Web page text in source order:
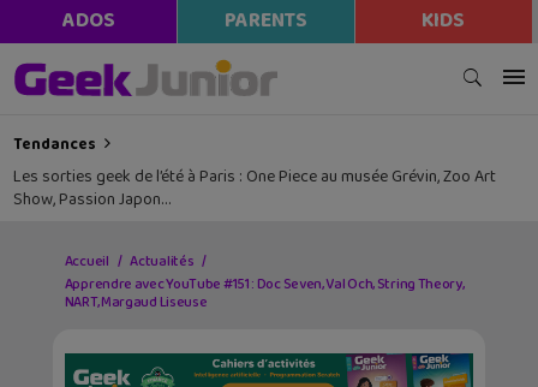
ADOS PARENTS KIDS
Tendances
Les sorties geek de l’été à Paris : One Piece au musée Grévin, Zoo Art
Show, Passion Japon…
Accueil
Actualités
Apprendre avec YouTube #151 : Doc Seven, Val Och, String Theory,
NART, Margaud Liseuse